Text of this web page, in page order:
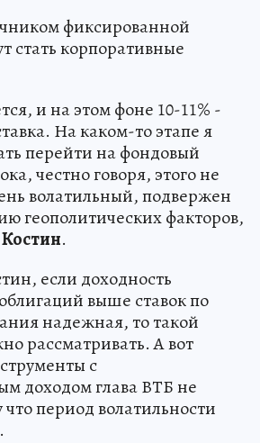
фиксированной
стать корпоративные
и на этом фоне 10-11% -
На каком-то этапе я
перейти на фондовый
честно говоря, этого не
волатильный, подвержен
геополитических факторов,
.
если доходность
выше ставок по
надежная, то такой
рассматривать. А вот
с
доходом глава ВТБ не
что период волатильности